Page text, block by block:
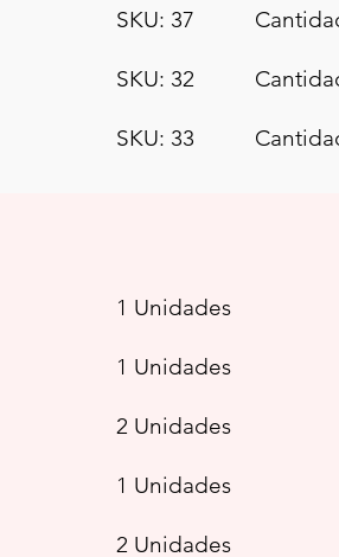
SKU: 37
SKU: 32
SKU: 33
1 Unidades
1 Unidades
2 Unidades
1 Unidades
2 Unidades